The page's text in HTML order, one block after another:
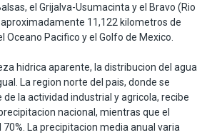
el Grijalva-Usumacinta y el Bravo (Rio
11,122 kilometros de
Oceano Pacifico y el Golfo de Mexico.
hidrica aparente, la distribucion del agua
La region norte del pais, donde se
la actividad industrial y agricola, recibe
nacional, mientras que el
La precipitacion media anual varia